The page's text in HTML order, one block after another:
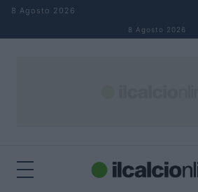
Salta al contenuto
8 Agosto 2026
8 Agosto 2026